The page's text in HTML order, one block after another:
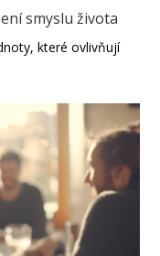
smyslu života
které ovlivňují